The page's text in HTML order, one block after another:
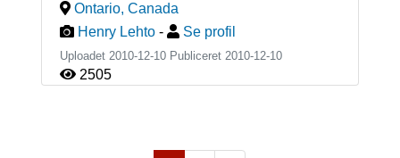
Ontario, Canada
Henry Lehto - Se profil
Uploadet 2010-12-10 Publiceret 2010-12-10
2505